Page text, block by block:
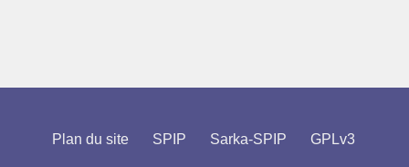
Plan du site SPIP Sarka-SPIP GPLv3